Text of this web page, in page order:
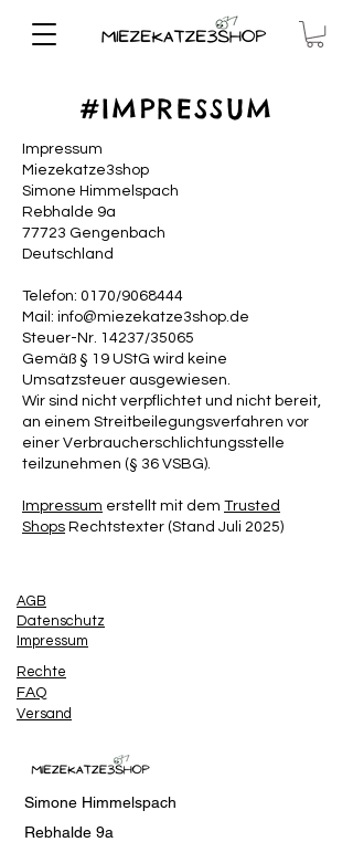
#IMPRESSUM
Impressum
Miezekatze3shop
Simone Himmelspach
Rebhalde 9a
77723 Gengenbach
Deutschland
Telefon: 0170/9068444
Mail: info@miezekatze3shop.de
Steuer-Nr. 14237/35065
Gemäß § 19 UStG wird keine
Umsatzsteuer ausgewiesen.
Wir sind nicht verpflichtet und nicht bereit,
an einem Streitbeilegungsverfahren vor
einer Verbraucherschlichtungsstelle
teilzunehmen (§ 36 VSBG).
Impressum erstellt mit dem Trusted
Shops Rechtstexter (Stand Juli 2025)
AGB
Datenschutz
Impressum
Rechte
FAQ
Versand
Simone Himmelspach
Rebhalde 9a